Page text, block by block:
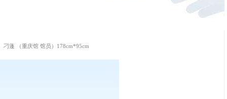
刁蓬 （重庆馆 馆员） 178cm*95cm